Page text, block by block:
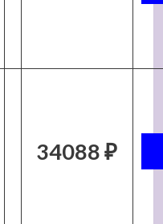
34088 ₽